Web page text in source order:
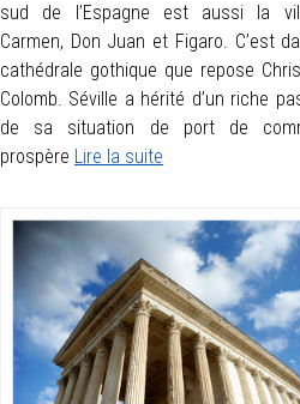
sud de l’Espagne est aussi la
Carmen, Don Juan et Figaro. C’est
cathédrale gothique que repose
Colomb. Séville a hérité d’un riche
de sa situation de port de
prospère Lire la suite